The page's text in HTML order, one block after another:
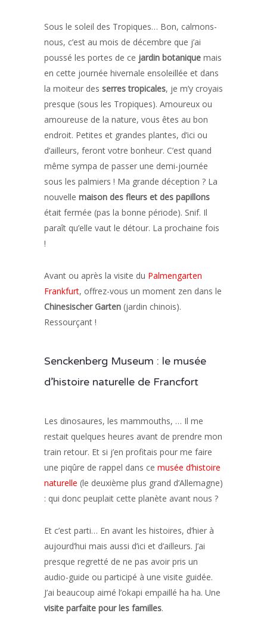
Sous le soleil des Tropiques… Bon, calmons-
nous, c’est au mois de décembre que j’ai
poussé les portes de ce jardin botanique mais
en cette journée hivernale ensoleillée et dans
la moiteur des serres tropicales, je m’y croyais
presque (sous les Tropiques). Amoureux ou
amoureuse de la nature, vous êtes au bon
endroit. Petites et grandes plantes, d’ici ou
d’ailleurs, feront votre bonheur. C’est quand
même sympa de passer une demi-journée
sous les palmiers ! Ma grande déception ? La
nouvelle maison des fleurs et des papillons
était fermée (pas la bonne période). Snif. Il
paraît qu’elle vaut le détour. La prochaine fois
!
Avant ou après la visite du Palmengarten
Frankfurt, offrez-vous un moment zen dans le
Chinesischer Garten (jardin chinois).
Ressourçant !
Senckenberg Museum : le musée
d’histoire naturelle de Francfort
Les dinosaures, les mammouths, … Il me
restait quelques heures avant de prendre mon
train retour. Et si j’en profitais pour me faire
une piqûre de rappel dans ce musée d’histoire
naturelle (le deuxième plus grand d’Allemagne)
: qui donc peuplait cette planète avant nous ?
Et c’est parti… En avant les histoires, d’hier à
aujourd’hui mais aussi d’ici et d’ailleurs. J’ai
presque regretté de ne pas avoir pris un
audio-guide ou participé à une visite guidée.
J’ai beaucoup aimé l’okapi empaillé ha ha. Une
visite parfaite pour les familles.